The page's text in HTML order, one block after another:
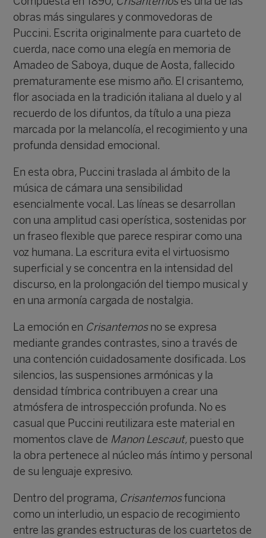
obras más singulares y conmovedoras de
Puccini. Escrita originalmente para cuarteto de
cuerda, nace como una elegía en memoria de
Amadeo de Saboya, duque de Aosta, fallecido
prematuramente ese mismo año. El crisantemo,
flor asociada en la tradición italiana al duelo y al
recuerdo de los difuntos, da título a una pieza
marcada por la melancolía, el recogimiento y una
profunda densidad emocional.
En esta obra, Puccini traslada al ámbito de la
música de cámara una sensibilidad
esencialmente vocal. Las líneas se desarrollan
con una amplitud casi operística, sostenidas por
un fraseo flexible que parece respirar como una
voz humana. La escritura evita el virtuosismo
superficial y se concentra en la intensidad del
discurso, en la prolongación del tiempo musical y
en una armonía cargada de nostalgia.
La emoción en Crisantemosno se expresa
mediante grandes contrastes, sino a través de
una contención cuidadosamente dosificada. Los
silencios, las suspensiones armónicas y la
densidad tímbrica contribuyen a crear una
atmósfera de introspección profunda. No es
casual que Puccini reutilizara este material en
momentos clave de Manon Lescaut, puesto que
la obra pertenece al núcleo más íntimo y personal
de su lenguaje expresivo.
Dentro del programa, Crisantemosfunciona
como un interludio, un espacio de recogimiento
entre las grandes estructuras de los cuartetos de